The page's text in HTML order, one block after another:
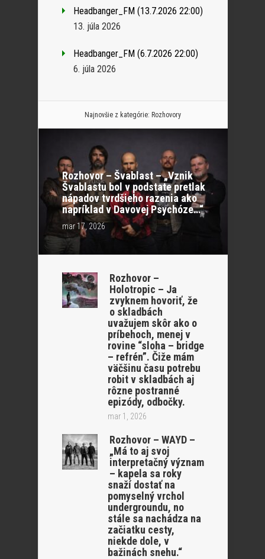
Headbanger_FM (13.7.2026 22:00)
13. júla 2026
Headbanger_FM (6.7.2026 22:00)
6. júla 2026
Najnovšie z kategórie: Rozhovory
Rozhovor – Švablast – „Vznik
Švablastu bol v podstate pretlak
nápadov tvrdšieho razenia ako
napríklad v Davovej Psychóze…“
mar 17, 2026
Rozhovor –
Holotropic – Ja
zvyknem hovoriť, že
o skladbách
uvažujem skôr ako o
príbehoch, menej v
rovine “sloha – bridge
– refrén”. Čiže mám
väčšinu času potrebu
robit v skladbách aj
rôzne postranné
epizódy, odbočky.
mar 1, 2026
Rozhovor – WAYD –
„Má to aj svoj
interpretačný význam
– kapela sa roky
snaží dostať na
pomyselný vrchol
undergroundu, no
stále sa nachádza na
začiatku cesty,
niekde dole, v
bažinách snehu.“